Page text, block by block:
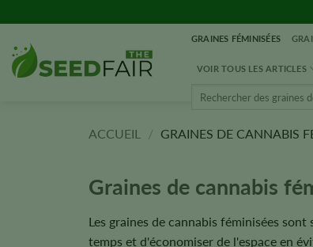
directement
contenu
GRAINES FÉMINISÉES
VOIR TOUS LES ARTICLES
Rechercher
ACCUEIL / GRAINES DE CANNABIS
Graines de cannabis
Les graines de cannabis féminisées
temps et d'économiser de l'espace en